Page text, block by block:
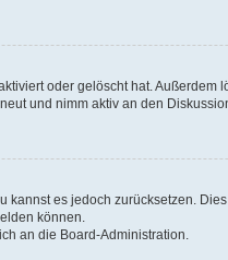
oder gelöscht hat.
und nimm aktiv an den
es jedoch zurücksetzen.
können.
an die Board-Administration.